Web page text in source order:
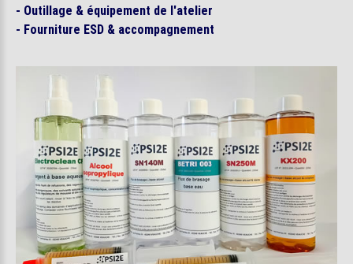
- Outillage & équipement de l'atelier
- Fourniture ESD & accompagnement